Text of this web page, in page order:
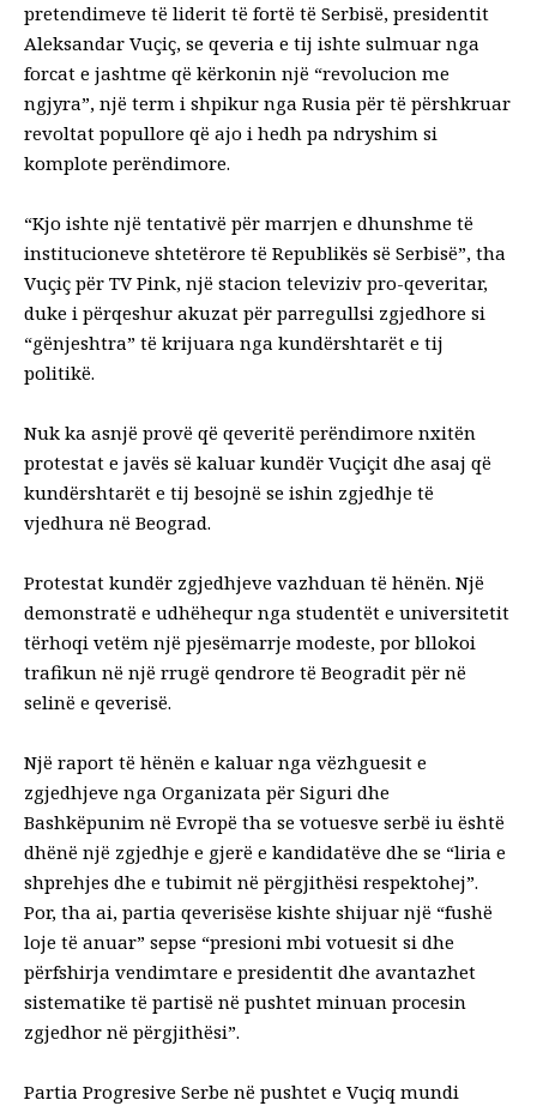
pretendimeve të liderit të fortë të Serbisë, presidentit
Aleksandar Vuçiç, se qeveria e tij ishte sulmuar nga
forcat e jashtme që kërkonin një “revolucion me
ngjyra”, një term i shpikur nga Rusia për të përshkruar
revoltat popullore që ajo i hedh pa ndryshim si
komplote perëndimore.
“Kjo ishte një tentativë për marrjen e dhunshme të
institucioneve shtetërore të Republikës së Serbisë”, tha
Vuçiç për TV Pink, një stacion televiziv pro-qeveritar,
duke i përqeshur akuzat për parregullsi zgjedhore si
“gënjeshtra” të krijuara nga kundërshtarët e tij
politikë.
Nuk ka asnjë provë që qeveritë perëndimore nxitën
protestat e javës së kaluar kundër Vuçiçit dhe asaj që
kundërshtarët e tij besojnë se ishin zgjedhje të
vjedhura në Beograd.
Protestat kundër zgjedhjeve vazhduan të hënën. Një
demonstratë e udhëhequr nga studentët e universitetit
tërhoqi vetëm një pjesëmarrje modeste, por bllokoi
trafikun në një rrugë qendrore të Beogradit për në
selinë e qeverisë.
Një raport të hënën e kaluar nga vëzhguesit e
zgjedhjeve nga Organizata për Siguri dhe
Bashkëpunim në Evropë tha se votuesve serbë iu është
dhënë një zgjedhje e gjerë e kandidatëve dhe se “liria e
shprehjes dhe e tubimit në përgjithësi respektohej”.
Por, tha ai, partia qeverisëse kishte shijuar një “fushë
loje të anuar” sepse “presioni mbi votuesit si dhe
përfshirja vendimtare e presidentit dhe avantazhet
sistematike të partisë në pushtet minuan procesin
zgjedhor në përgjithësi”.
Partia Progresive Serbe në pushtet e Vuçiq mundi